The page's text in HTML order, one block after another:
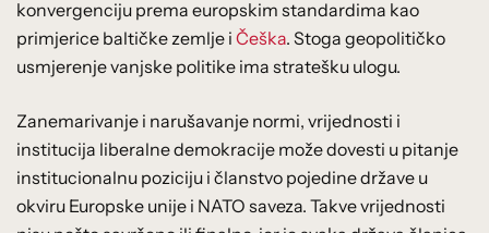
konvergenciju prema europskim standardima kao
primjerice baltičke zemlje i Češka. Stoga geopolitičko
usmjerenje vanjske politike ima stratešku ulogu.
Zanemarivanje i narušavanje normi, vrijednosti i
institucija liberalne demokracije može dovesti u pitanje
institucionalnu poziciju i članstvo pojedine države u
okviru Europske unije i NATO saveza. Takve vrijednosti